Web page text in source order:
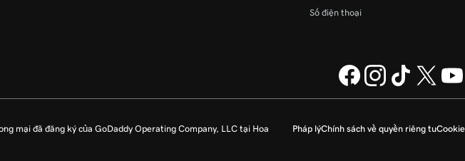
Số điện thoại
Pháp lýChính sách về quyền riêng tưCookie
mại đã đăng ký của GoDaddy Operating Company, LLC tại Hoa